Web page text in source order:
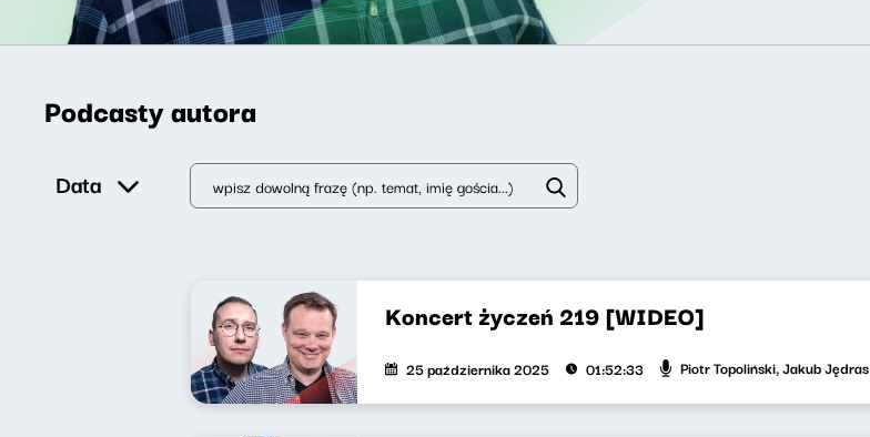
Podcasty autora
Data
Koncert życzeń 219 [WIDEO]
25 października 2025 01:52:33 Piotr Topoliński, Jakub Jędras